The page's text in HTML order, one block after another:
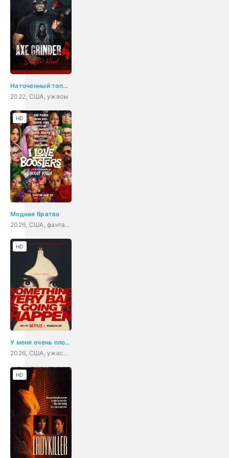
Наточенный топор 4: кровавые души
2022, США, ужасы
Модная братва
2026, США, фантастика, комедия, приключения
HD
У меня очень плохое предчувствие
2026, США, ужасы, драма
HD
HD